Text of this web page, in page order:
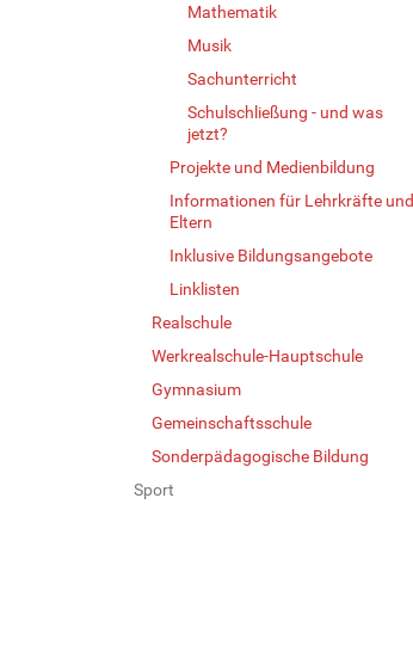
Mathematik
Musik
Sachunterricht
Schulschließung - und was
jetzt?
Projekte und Medienbildung
Informationen für Lehrkräfte und
Eltern
Inklusive Bildungsangebote
Linklisten
Realschule
Werkrealschule-Hauptschule
Gymnasium
Gemeinschaftsschule
Sonderpädagogische Bildung
Sport